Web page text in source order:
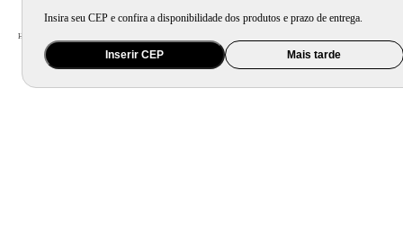
Insira seu CEP e confira a disponibilidade dos produtos e prazo de entrega.
Inserir CEP Mais tarde
Home